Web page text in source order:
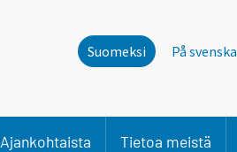
Suomeksi På svenska
Ajankohtaista Tietoa meistä